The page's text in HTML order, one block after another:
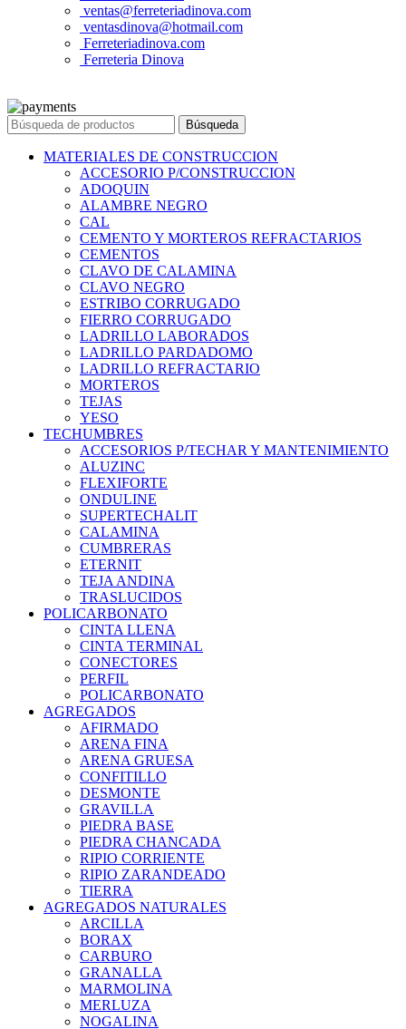
ventas@ferreteriadinova.com
ventasdinova@hotmail.com
Ferreteriadinova.com
Ferreteria Dinova
Búsqueda
MATERIALES DE CONSTRUCCION
ACCESORIO P/CONSTRUCCION
ADOQUIN
ALAMBRE NEGRO
CAL
CEMENTO Y MORTEROS REFRACTARIOS
CEMENTOS
CLAVO DE CALAMINA
CLAVO NEGRO
ESTRIBO CORRUGADO
FIERRO CORRUGADO
LADRILLO LABORADOS
LADRILLO PARDADOMO
LADRILLO REFRACTARIO
MORTEROS
TEJAS
YESO
TECHUMBRES
ACCESORIOS P/TECHAR Y MANTENIMIENTO
ALUZINC
FLEXIFORTE
ONDULINE
SUPERTECHALIT
CALAMINA
CUMBRERAS
ETERNIT
TEJA ANDINA
TRASLUCIDOS
POLICARBONATO
CINTA LLENA
CINTA TERMINAL
CONECTORES
PERFIL
POLICARBONATO
AGREGADOS
AFIRMADO
ARENA FINA
ARENA GRUESA
CONFITILLO
DESMONTE
GRAVILLA
PIEDRA BASE
PIEDRA CHANCADA
RIPIO CORRIENTE
RIPIO ZARANDEADO
TIERRA
AGREGADOS NATURALES
ARCILLA
BORAX
CARBURO
GRANALLA
MARMOLINA
MERLUZA
NOGALINA